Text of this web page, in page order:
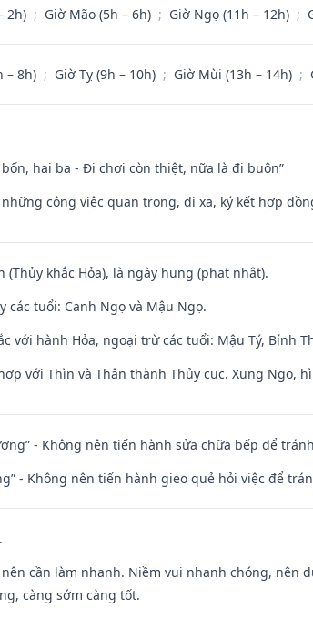
2h) ; Giờ Mão (5h – 6h) ; Giờ Ngọ (11h – 12h) ;
– 8h) ; Giờ Tỵ (9h – 10h) ; Giờ Mùi (13h – 14h) ;
hai ba - Đi chơi còn thiệt, nữa là đi buôn”
công việc quan trọng, đi xa, ký kết hợp
(Thủy khắc Hỏa), là ngày hung (phạt nhật).
các tuổi: Canh Ngọ và Mậu Ngọ.
với hành Hỏa, ngoại trừ các tuổi: Mậu Tý, Bính
với Thìn và Thân thành Thủy cục. Xung Ngọ,
- Không nên tiến hành sửa chữa bếp để
- Không nên tiến hành gieo quẻ hỏi việc để
cần làm nhanh. Niềm vui nhanh chóng, nên
càng sớm càng tốt.